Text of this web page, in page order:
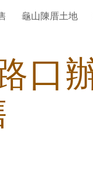
Skip to
龜山陳厝土地
口